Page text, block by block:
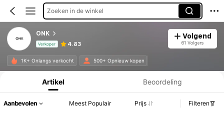
Zoeken in de winkel
ONK
Verkoper 4.83
Volgend
61 Volgers
1K+ Onlangs verkocht 500+ Opnieuw kopen
Productinformatie: Prijsopenbaring, Verkoop- en Voorraadgegevens.
Artikel Beoordeling
Aanbevolen Meest Populair Prijs Filteren